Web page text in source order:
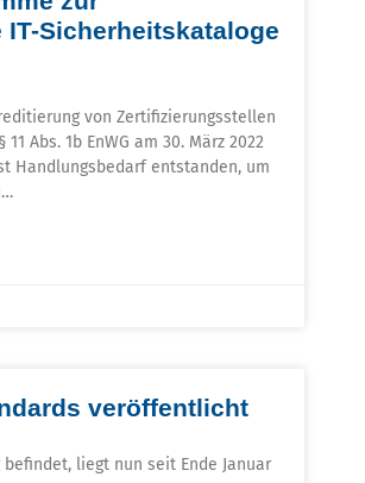
Sicherheitskataloge
von Zertifizierungsstellen
Abs. 1b EnWG am 30. März 2022
Handlungsbedarf entstanden, um
veröffentlicht
liegt nun seit Ende Januar